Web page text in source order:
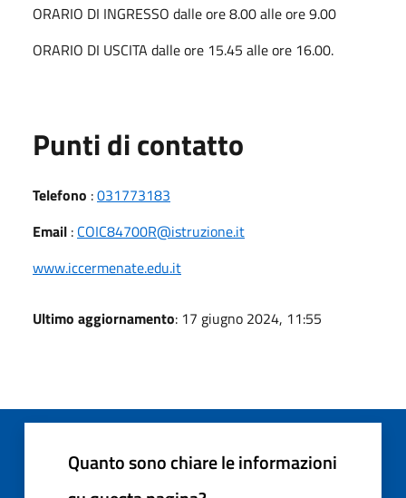
ORARIO DI INGRESSO dalle ore 8.00 alle ore 9.00
ORARIO DI USCITA dalle ore 15.45 alle ore 16.00.
Punti di contatto
Telefono :031773183
Email : COIC84700R@istruzione.it
www.iccermenate.edu.it
Ultimo aggiornamento: 17 giugno 2024, 11:55
Quanto sono chiare le informazioni